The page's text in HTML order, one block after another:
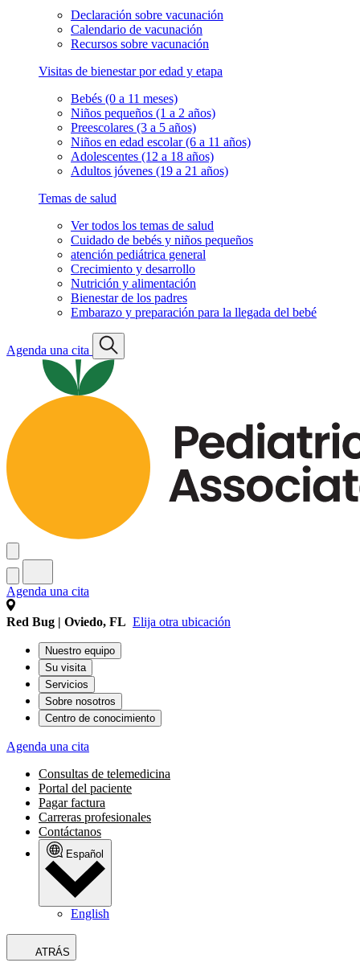
Declaración sobre vacunación
Calendario de vacunación
Recursos sobre vacunación
Visitas de bienestar por edad y etapa
Bebés (0 a 11 meses)
Niños pequeños (1 a 2 años)
Preescolares (3 a 5 años)
Niños en edad escolar (6 a 11 años)
Adolescentes (12 a 18 años)
Adultos jóvenes (19 a 21 años)
Temas de salud
Ver todos los temas de salud
Cuidado de bebés y niños pequeños
atención pediátrica general
Crecimiento y desarrollo
Nutrición y alimentación
Bienestar de los padres
Embarazo y preparación para la llegada del bebé
Agenda una cita
Agenda una cita
Red Bug | Oviedo, FL Elija otra ubicación
Nuestro equipo
Su visita
Servicios
Sobre nosotros
Centro de conocimiento
Agenda una cita
Consultas de telemedicina
Portal del paciente
Pagar factura
Carreras profesionales
Contáctanos
Español
English
ATRÁS